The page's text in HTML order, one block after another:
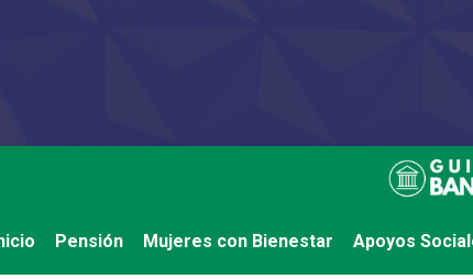
Pensión Mujeres con Bienestar Apoyos